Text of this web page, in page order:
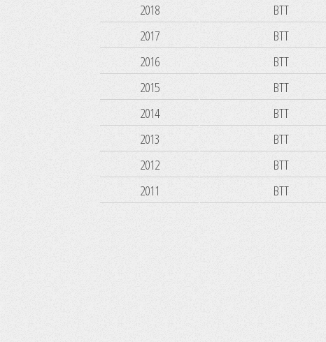
2018
BTT
2017
BTT
2016
BTT
2015
BTT
2014
BTT
2013
BTT
2012
BTT
2011
BTT